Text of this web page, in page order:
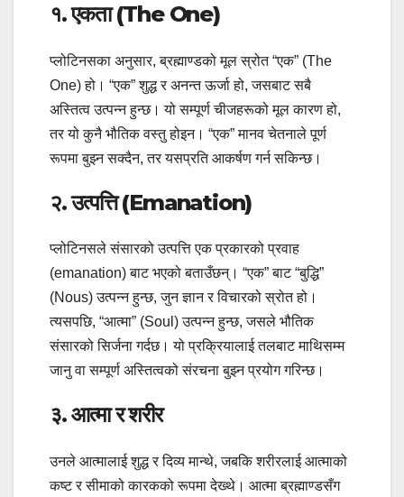
१.एकता (The One)
प्लोटिनसका अनुसार, ब्रह्माण्डको मूल स्रोत “एक” (The
One) हो। “एक” शुद्ध र अनन्त ऊर्जा हो, जसबाट सबै
अस्तित्व उत्पन्न हुन्छ। यो सम्पूर्ण चीजहरूको मूल कारण हो,
तर यो कुनै भौतिक वस्तु होइन। “एक” मानव चेतनाले पूर्ण
रूपमा बुझ्न सक्दैन, तर यसप्रति आकर्षण गर्न सकिन्छ।
२.उत्पत्ति (Emanation)
प्लोटिनसले संसारको उत्पत्ति एक प्रकारको प्रवाह
(emanation) बाट भएको बताउँछन्। “एक” बाट “बुद्धि”
(Nous) उत्पन्न हुन्छ, जुन ज्ञान र विचारको स्रोत हो।
त्यसपछि, “आत्मा” (Soul) उत्पन्न हुन्छ, जसले भौतिक
संसारको सिर्जना गर्दछ। यो प्रक्रियालाई तलबाट माथिसम्म
जानु वा सम्पूर्ण अस्तित्वको संरचना बुझ्न प्रयोग गरिन्छ।
३.आत्मा र शरीर
उनले आत्मालाई शुद्ध र दिव्य मान्थे, जबकि शरीरलाई आत्माको
कष्ट र सीमाको कारकको रूपमा देख्थे। आत्मा ब्रह्माण्डसँग